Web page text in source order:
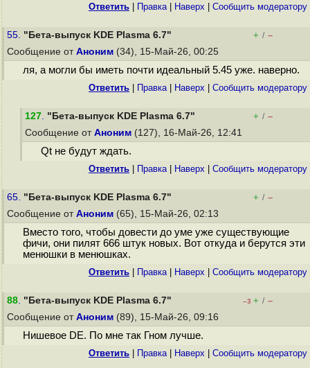
Ответить Правка| Наверх Cообщить модератору
55. "Бета-выпуск KDE Plasma 6.7" + / –
Сообщение от Аноним (34), 15-Май-26, 00:25
ля, а могли бы иметь почти идеальный 5.45 уже. наверно.
Ответить Правка| Наверх Cообщить модератору
127. "Бета-выпуск KDE Plasma 6.7" + / –
Сообщение от Аноним (127), 16-Май-26, 12:41
Qt не будут ждать.
Ответить Правка| Наверх Cообщить модератору
65. "Бета-выпуск KDE Plasma 6.7" + / –
Сообщение от Аноним (65), 15-Май-26, 02:13
Вместо того, чтобы довести до уме уже существующие
фичи, они пилят 666 штук новых. Вот откуда и берутся эти
менюшки в менюшках.
Ответить Правка| Наверх Cообщить модератору
88. "Бета-выпуск KDE Plasma 6.7" –3 + / –
Сообщение от Аноним (89), 15-Май-26, 09:16
Нишевое DE. По мне так Гном лучше.
Ответить Правка| Наверх Cообщить модератору